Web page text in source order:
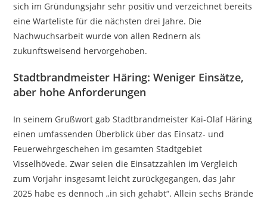
sich im Gründungsjahr sehr positiv und verzeichnet bereits
eine Warteliste für die nächsten drei Jahre. Die
Nachwuchsarbeit wurde von allen Rednern als
zukunftsweisend hervorgehoben.
Stadtbrandmeister Häring: Weniger Einsätze,
aber hohe Anforderungen
In seinem Grußwort gab Stadtbrandmeister Kai-Olaf Häring
einen umfassenden Überblick über das Einsatz- und
Feuerwehrgeschehen im gesamten Stadtgebiet
Visselhövede. Zwar seien die Einsatzzahlen im Vergleich
zum Vorjahr insgesamt leicht zurückgegangen, das Jahr
2025 habe es dennoch „in sich gehabt“. Allein sechs Brände